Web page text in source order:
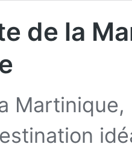
de la